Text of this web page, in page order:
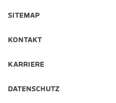
SITEMAP
KONTAKT
KARRIERE
DATENSCHUTZ